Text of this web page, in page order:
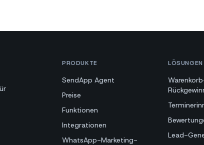
PRODUKTE
SendApp Agent
Preise
Funktionen
Integrationen
WhatsApp-Marketing-
LÖSUNGEN
Lead-